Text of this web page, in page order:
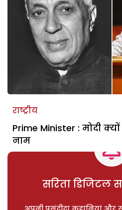
राष्ट्रीय
Prime Minister : मोदी
नाम
सरिता डिजिटल